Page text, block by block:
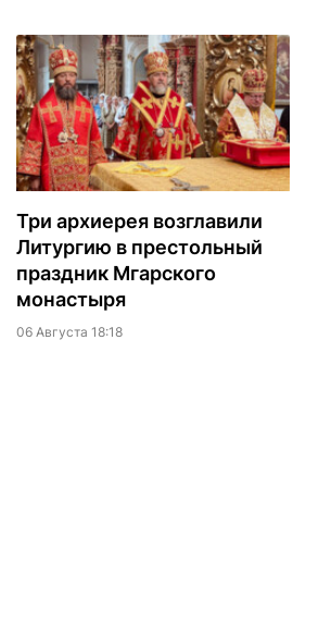
Три архиерея возглавили
Литургию в престольный
праздник Мгарского
монастыря
06 Августа 18:18